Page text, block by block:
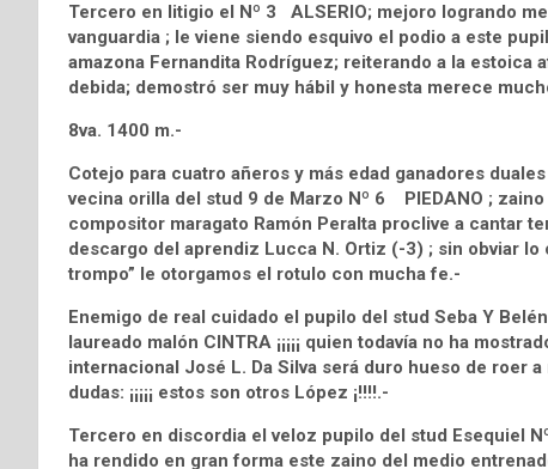
Tercero en litigio el Nº 3 ALSERIO; mejoro logrando
vanguardia ; le viene siendo esquivo el podio a este
amazona Fernandita Rodríguez; reiterando a la estoica
debida; demostró ser muy hábil y honesta merece
8va. 1400 m.-
Cotejo para cuatro añeros y más edad ganadores
vecina orilla del stud 9 de Marzo Nº 6 PIEDANO ;
compositor maragato Ramón Peralta proclive a cantar
descargo del aprendiz Lucca N. Ortiz (-3) ; sin obviar
trompo” le otorgamos el rotulo con mucha fe.-
Enemigo de real cuidado el pupilo del stud Seba Y
laureado malón CINTRA ¡¡¡¡¡ quien todavía no ha
internacional José L. Da Silva será duro hueso de roer
dudas: ¡¡¡¡¡ estos son otros López ¡!!!!.-
Tercero en discordia el veloz pupilo del stud Esequiel
ha rendido en gran forma este zaino del medio